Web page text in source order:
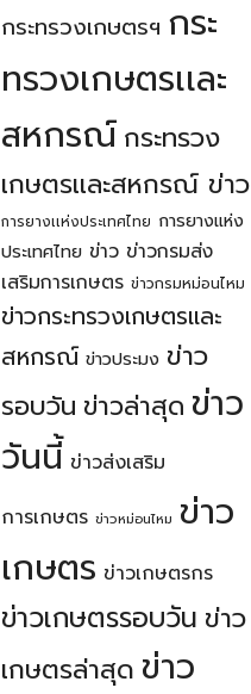
กระทรวงเกษตรฯ กระ
ทรวงเกษตรเเละ
สหกรณ์ กระทรวง
เกษตรเเละสหกรณ์ ข่าว
การยางเเห่งประเทศไทย การยางแห่ง
ประเทศไทย ข่าว ข่าวกรมส่ง
เสริมการเกษตร ข่าวกรมหม่อนไหม
ข่าวกระทรวงเกษตรเเละ
สหกรณ์ ข่าวประมง ข่าว
รอบวัน ข่าวล่าสุด ข่าว
วันนี้ ข่าวส่งเสริม
การเกษตร ข่าวหม่อนไหม ข่าว
เกษตร ข่าวเกษตรกร
ข่าวเกษตรรอบวัน ข่าว
เกษตรล่าสุด ข่าว